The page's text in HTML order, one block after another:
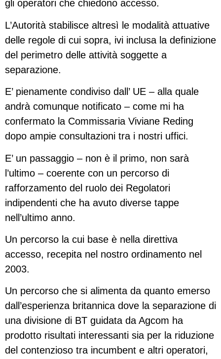
gli operatori che chiedono accesso.
L’Autorità stabilisce altresì le modalità attuative
delle regole di cui sopra, ivi inclusa la definizione
del perimetro delle attività soggette a
separazione.
E’ pienamente condiviso dall’ UE – alla quale
andrà comunque notificato – come mi ha
confermato la Commissaria Viviane Reding
dopo ampie consultazioni tra i nostri uffici.
E’ un passaggio – non è il primo, non sarà
l’ultimo – coerente con un percorso di
rafforzamento del ruolo dei Regolatori
indipendenti che ha avuto diverse tappe
nell’ultimo anno.
Un percorso la cui base è nella direttiva
accesso, recepita nel nostro ordinamento nel
2003.
Un percorso che si alimenta da quanto emerso
dall’esperienza britannica dove la separazione di
una divisione di BT guidata da Agcom ha
prodotto risultati interessanti sia per la riduzione
del contenzioso tra incumbent e altri operatori,